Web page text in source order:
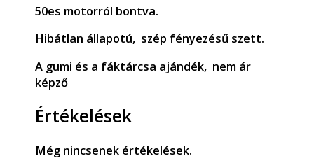
50es motorról bontva.
Hibátlan állapotú, szép fényezésű szett.
A gumi és a fáktárcsa ajándék, nem ár
képző
Értékelések
Még nincsenek értékelések.